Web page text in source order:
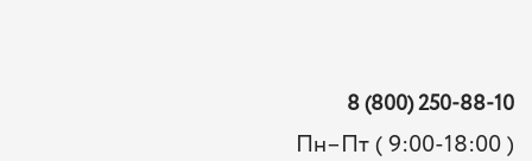
8 (800) 250-88-10
Пн–Пт ( 9:00-18:00 )